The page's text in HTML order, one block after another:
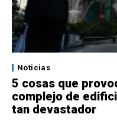
Noticias
5 cosas que
complejo de
tan devastador